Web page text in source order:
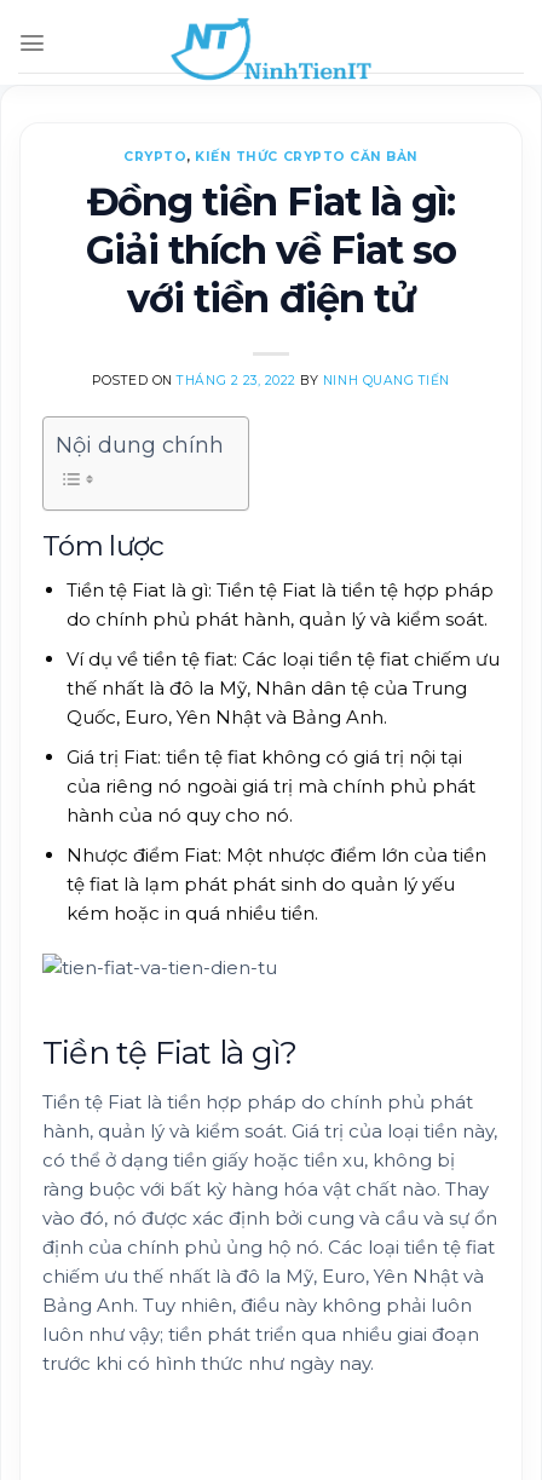
content
CRYPTO, KIẾN THỨC CRYPTO CĂN BẢN
Đồng tiền Fiat là gì:
Giải thích về Fiat so
với tiền điện tử
POSTED ONTHÁNG 2 23, 2022 BY NINH QUANG TIẾN
Nội dung chính
Tóm lược
Tiền tệ Fiat là gì: Tiền tệ Fiat là tiền tệ hợp pháp
do chính phủ phát hành, quản lý và kiểm soát.
Ví dụ về tiền tệ fiat: Các loại tiền tệ fiat chiếm ưu
thế nhất là đô la Mỹ, Nhân dân tệ của Trung
Quốc, Euro, Yên Nhật và Bảng Anh.
Giá trị Fiat: tiền tệ fiat không có giá trị nội tại
của riêng nó ngoài giá trị mà chính phủ phát
hành của nó quy cho nó.
Nhược điểm Fiat: Một nhược điểm lớn của tiền
tệ fiat là lạm phát phát sinh do quản lý yếu
kém hoặc in quá nhiều tiền.
Tiền tệ Fiat là gì?
Tiền tệ Fiat là tiền hợp pháp do chính phủ phát
hành, quản lý và kiểm soát. Giá trị của loại tiền này,
có thể ở dạng tiền giấy hoặc tiền xu, không bị
ràng buộc với bất kỳ hàng hóa vật chất nào. Thay
vào đó, nó được xác định bởi cung và cầu và sự ổn
định của chính phủ ủng hộ nó. Các loại tiền tệ fiat
chiếm ưu thế nhất là đô la Mỹ, Euro, Yên Nhật và
Bảng Anh. Tuy nhiên, điều này không phải luôn
luôn như vậy; tiền phát triển qua nhiều giai đoạn
trước khi có hình thức như ngày nay.